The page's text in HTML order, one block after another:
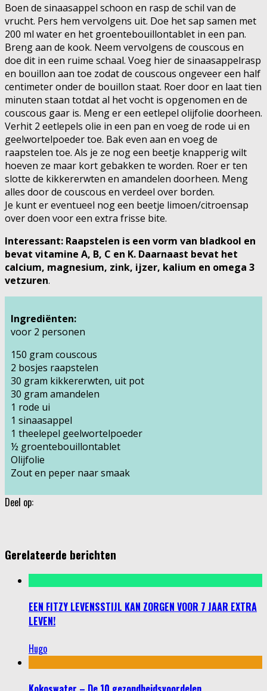
Boen de sinaasappel schoon en rasp de schil van de
vrucht. Pers hem vervolgens uit. Doe het sap samen met
200 ml water en het groentebouillontablet in een pan.
Breng aan de kook. Neem vervolgens de couscous en
doe dit in een ruime schaal. Voeg hier de sinaasappelrasp
en bouillon aan toe zodat de couscous ongeveer een half
centimeter onder de bouillon staat. Roer door en laat tien
minuten staan totdat al het vocht is opgenomen en de
couscous gaar is. Meng er een eetlepel olijfolie doorheen.
Verhit 2 eetlepels olie in een pan en voeg de rode ui en
geelwortelpoeder toe. Bak even aan en voeg de
raapstelen toe. Als je ze nog een beetje knapperig wilt
hoeven ze maar kort gebakken te worden. Roer er ten
slotte de kikkererwten en amandelen doorheen. Meng
alles door de couscous en verdeel over borden.
Je kunt er eventueel nog een beetje limoen/citroensap
over doen voor een extra frisse bite.
Interessant: Raapstelen is een vorm van bladkool en
bevat vitamine A, B, C en K. Daarnaast bevat het
calcium, magnesium, zink, ijzer, kalium en omega 3
vetzuren.
Ingrediënten:
voor 2 personen
150 gram couscous
2 bosjes raapstelen
30 gram kikkererwten, uit pot
30 gram amandelen
1 rode ui
1 sinaasappel
1 theelepel geelwortelpoeder
½ groentebouillontablet
Olijfolie
Zout en peper naar smaak
Deel op:
Gerelateerde berichten
EEN FITZY LEVENSSTIJL KAN ZORGEN VOOR 7 JAAR EXTRA
LEVEN!
Hugo